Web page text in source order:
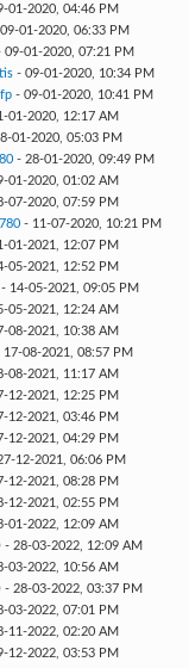
01-2020, 04:46 PM
01-2020, 06:33 PM
09-01-2020, 07:21 PM
- 09-01-2020, 10:34 PM
- 09-01-2020, 10:41 PM
01-2020, 12:17 AM
01-2020, 05:03 PM
- 28-01-2020, 09:49 PM
01-2020, 01:02 AM
07-2020, 07:59 PM
- 11-07-2020, 10:21 PM
01-2021, 12:07 PM
05-2021, 12:52 PM
14-05-2021, 09:05 PM
05-2021, 12:24 AM
08-2021, 10:38 AM
17-08-2021, 08:57 PM
08-2021, 11:17 AM
12-2021, 12:25 PM
12-2021, 03:46 PM
12-2021, 04:29 PM
12-2021, 06:06 PM
12-2021, 08:28 PM
12-2021, 02:55 PM
01-2022, 12:09 AM
- 28-03-2022, 12:09 AM
03-2022, 10:56 AM
- 28-03-2022, 03:37 PM
03-2022, 07:01 PM
11-2022, 02:20 AM
12-2022, 03:53 PM